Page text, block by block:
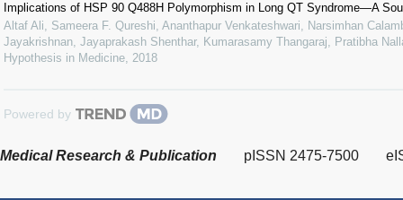
Implications of HSP 90 Q488H Polymorphism in Long QT Syndrome—A
Altaf Ali, Sameera F. Qureshi, Ananthapur Venkateshwari, Narsimhan
Jayakrishnan, Jayaprakash Shenthar, Kumarasamy Thangaraj, Pratibha
Hypothesis in Medicine 2018
Powered by
Medical Research & Publication pISSN 2475-7500